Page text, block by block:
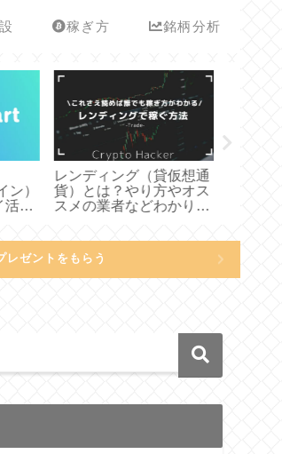
稼ぎ方 銘柄分析
）
ア
レンディング（貸仮想通
貨）とは？やり方やオス
スメの業者などわかりや
レゼントをもらう